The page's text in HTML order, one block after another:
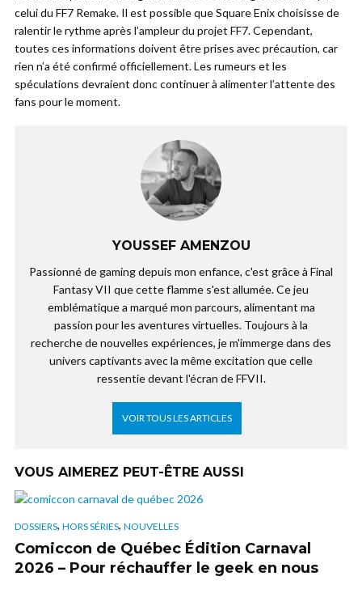
celui du FF7 Remake. Il est possible que Square Enix choisisse de
ralentir le rythme après l’ampleur du projet FF7. Cependant,
toutes ces informations doivent être prises avec précaution, car
rien n’a été confirmé officiellement. Les rumeurs et les
spéculations devraient donc continuer à alimenter l’attente des
fans pour le moment.
YOUSSEF AMENZOU
Passionné de gaming depuis mon enfance, c'est grâce à Final
Fantasy VII que cette flamme s'est allumée. Ce jeu
emblématique a marqué mon parcours, alimentant ma
passion pour les aventures virtuelles. Toujours à la
recherche de nouvelles expériences, je m'immerge dans des
univers captivants avec la même excitation que celle
ressentie devant l'écran de FFVII.
VOIR TOUS LES ARTICLES
VOUS AIMEREZ PEUT-ÊTRE AUSSI
DOSSIERS, HORS SÉRIES, NOUVELLES
Comiccon de Québec Édition Carnaval
2026 – Pour réchauffer le geek en nous